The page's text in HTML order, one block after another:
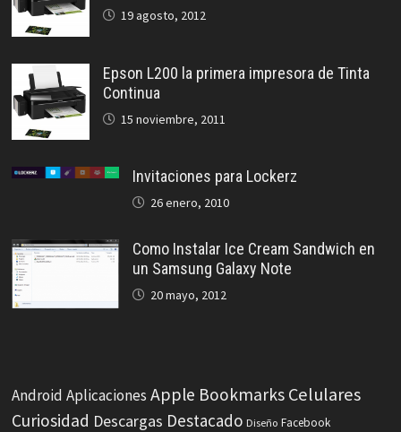
19 agosto, 2012
Epson L200 la primera impresora de Tinta
Continua
15 noviembre, 2011
Invitaciones para Lockerz
26 enero, 2010
Como Instalar Ice Cream Sandwich en
un Samsung Galaxy Note
20 mayo, 2012
Android Aplicaciones Apple Bookmarks Celulares
Curiosidad Descargas Destacado Diseño Facebook